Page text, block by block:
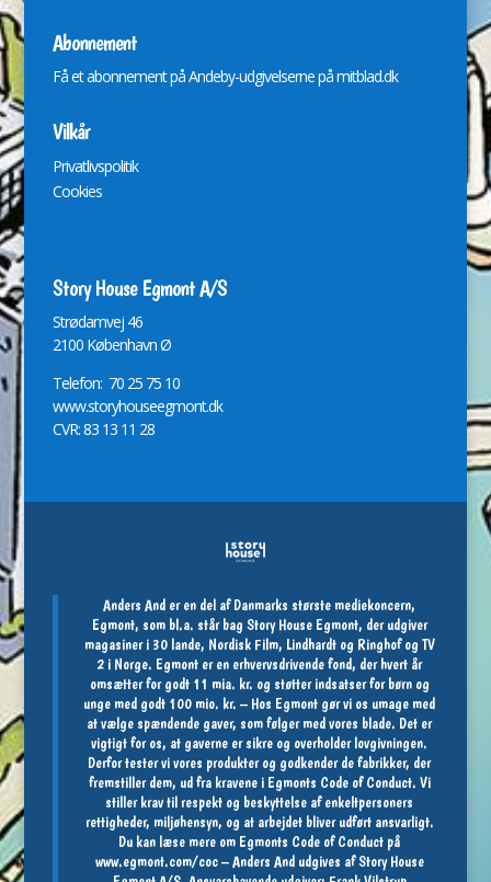
Abonnement
Få et abonnement på Andeby-udgivelserne påmitblad.dk
Vilkår
Privatlivspolitik
Cookies
Story House Egmont A/S
Strødamvej 46
2100 København Ø
Telefon: 70 25 75 10
www.storyhouseegmont.dk
CVR: 83 13 11 28
Anders And er en del af Danmarks største mediekoncern,
Egmont, som bl.a. står bag Story House Egmont, der udgiver
magasiner i 30 lande, Nordisk Film, Lindhardt og Ringhof og TV
2 i Norge. Egmont er en erhvervsdrivende fond, der hvert år
omsætter for godt 11 mia. kr. og støtter indsatser for børn og
unge med godt 100 mio. kr. – Hos Egmont gør vi os umage med
at vælge spændende gaver, som følger med vores blade. Det er
vigtigt for os, at gaverne er sikre og overholder lovgivningen.
Derfor tester vi vores produkter og godkender de fabrikker, der
fremstiller dem, ud fra kravene i Egmonts Code of Conduct. Vi
stiller krav til respekt og beskyttelse af enkeltpersoners
rettigheder, miljøhensyn, og at arbejdet bliver udført ansvarligt.
Du kan læse mere om Egmonts Code of Conduct på
www.egmont.com/coc– Anders And udgives af Story House